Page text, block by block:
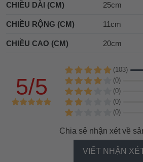
CHIỀU DÀI (CM) 25cm
CHIỀU RỘNG (CM) 11cm
CHIỀU CAO (CM) 20cm
5/5
(103)
(0)
(0)
(0)
(0)
Chia sẻ nhận xét về
VIẾT NHẬN